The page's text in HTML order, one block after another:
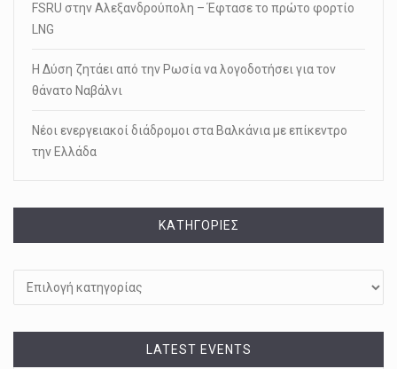
FSRU στην Αλεξανδρούπολη – Έφτασε το πρώτο φορτίο
LNG
Η Δύση ζητάει από την Ρωσία να λογοδοτήσει για τον
θάνατο Ναβάλνι
Νέοι ενεργειακοί διάδρομοι στα Βαλκάνια με επίκεντρο
την Ελλάδα
KΑΤΗΓΟΡΊΕΣ
LATEST EVENTS